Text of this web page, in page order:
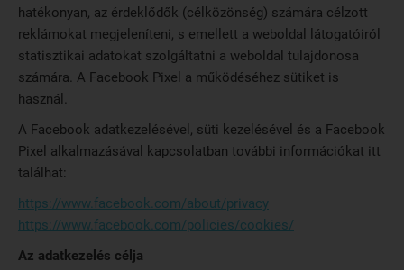
hatékonyan, az érdeklődők (célközönség) számára célzott
reklámokat megjeleníteni, s emellett a weboldal látogatóiról
statisztikai adatokat szolgáltatni a weboldal tulajdonosa
számára. A Facebook Pixel a működéséhez sütiket is
használ.
A Facebook adatkezelésével, süti kezelésével és a Facebook
Pixel alkalmazásával kapcsolatban további információkat itt
találhat:
https://www.facebook.com/about/privacy
https://www.facebook.com/policies/cookies/
Az adatkezelés célja